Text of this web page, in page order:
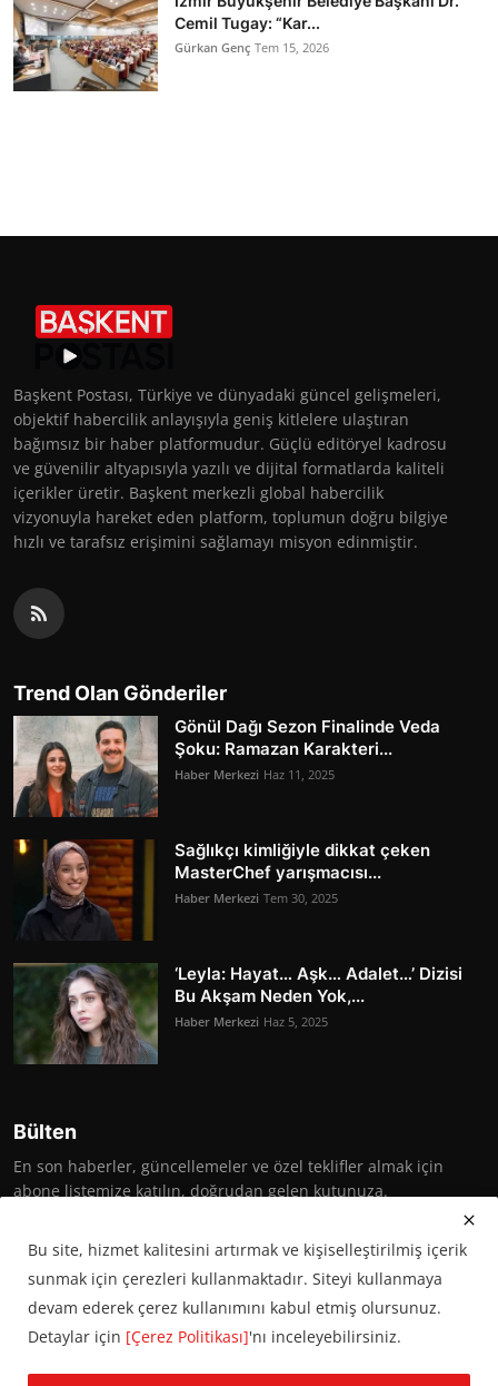
Cemil Tugay: “Kar...
Gürkan Genç Tem 15, 2026
Başkent Postası, Türkiye ve dünyadaki güncel gelişmeleri,
objektif habercilik anlayışıyla geniş kitlelere ulaştıran
bağımsız bir haber platformudur. Güçlü editöryel kadrosu
ve güvenilir altyapısıyla yazılı ve dijital formatlarda kaliteli
içerikler üretir. Başkent merkezli global habercilik
vizyonuyla hareket eden platform, toplumun doğru bilgiye
hızlı ve tarafsız erişimini sağlamayı misyon edinmiştir.
Trend Olan Gönderiler
Gönül Dağı Sezon Finalinde Veda
Şoku: Ramazan Karakteri...
Haber Merkezi Haz 11, 2025
Sağlıkçı kimliğiyle dikkat çeken
MasterChef yarışmacısı...
Haber Merkezi Tem 30, 2025
‘Leyla: Hayat… Aşk… Adalet…’ Dizisi
Bu Akşam Neden Yok,...
Haber Merkezi Haz 5, 2025
Bülten
En son haberler, güncellemeler ve özel teklifler almak için
abone listemize katılın, doğrudan gelen kutunuza.
Abone Ol
Bu site, hizmet kalitesini artırmak ve kişiselleştirilmiş içerik
sunmak için çerezleri kullanmaktadır. Siteyi kullanmaya
devam ederek çerez kullanımını kabul etmiş olursunuz.
Detaylar için [Çerez Politikası]'nı inceleyebilirsiniz.